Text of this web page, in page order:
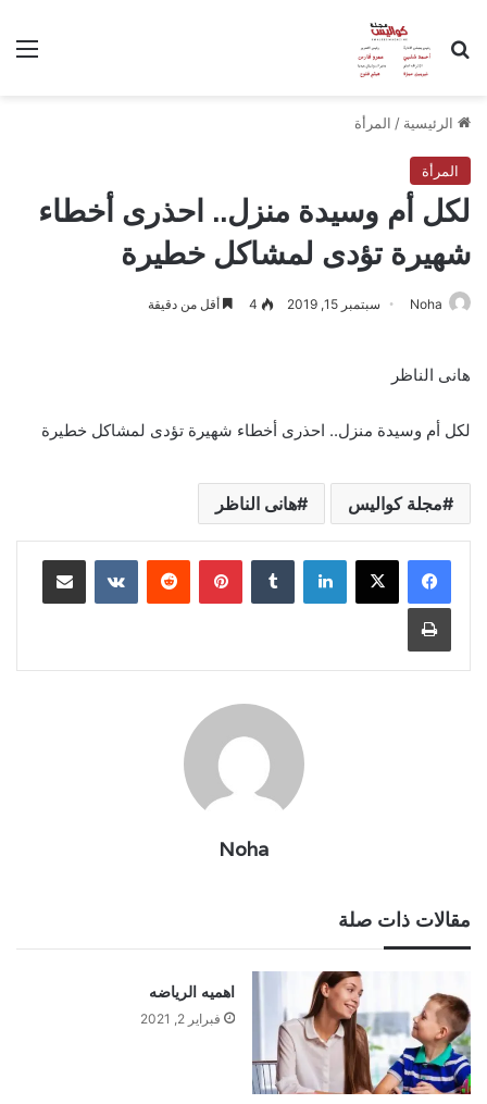
بحث عن
الرئيسية / المرأة
المرأة
لكل أم وسيدة منزل.. احذرى أخطاء
شهيرة تؤدى لمشاكل خطيرة
Noha سبتمبر 15, 2019 4 أقل من دقيقة
هانى الناظر
لكل أم وسيدة منزل.. احذرى أخطاء شهيرة تؤدى لمشاكل خطيرة
مجلة كواليس هانى الناظر
لينكدإن بينتيريست مشاركة عبر البريد
طباعة
Noha
مقالات ذات صلة
اهميه الرياضه
فبراير 2, 2021